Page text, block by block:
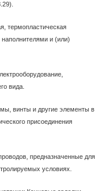
термопластическая
и (или)
вида.
винты и другие элементы в
присоединения
предназначенные для
условиях.